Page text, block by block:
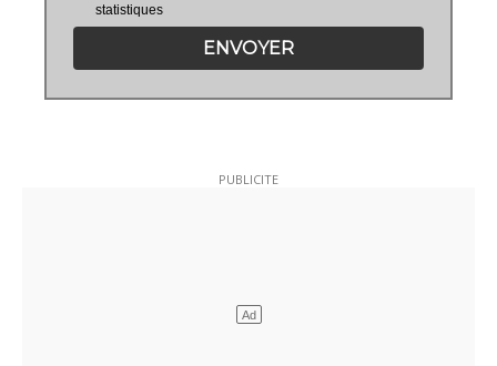
statistiques
ENVOYER